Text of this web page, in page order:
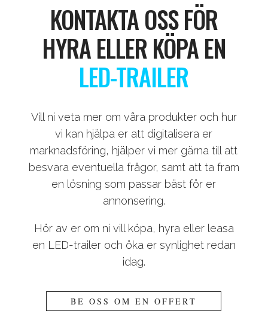
KONTAKTA OSS FÖR
HYRA ELLER KÖPA EN
LED-TRAILER
Vill ni veta mer om våra produkter och hur
vi kan hjälpa er att digitalisera er
marknadsföring, hjälper vi mer gärna till att
besvara eventuella frågor, samt att ta fram
en lösning som passar bäst för er
annonsering.
Hör av er om ni vill köpa, hyra eller leasa
en LED-trailer och öka er synlighet redan
idag.
BE OSS OM EN OFFERT